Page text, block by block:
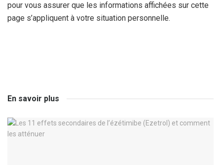
pour vous assurer que les informations affichées sur cette
page s’appliquent à votre situation personnelle.
En savoir plus